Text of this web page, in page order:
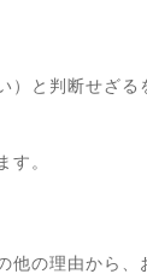
）と判断せざる
す。
他の理由から、